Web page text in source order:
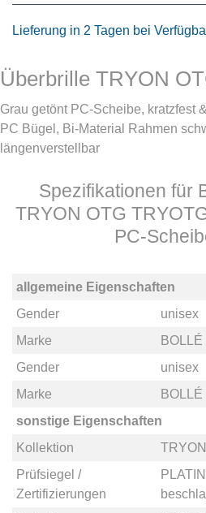
Lieferung in 2 Tagen bei
Überbrille TRYON
Grau getönt PC-Scheibe, kratzfest
PC Bügel, Bi-Material Rahmen
längenverstellbar
Spezifikationen für
TRYON OTG
PC-
allgemeine Eigenschaften
Gender
unisex
Marke
BOLLÉ
Gender
unisex
Marke
BOLLÉ
sonstige Eigenschaften
Kollektion
Prüfsiegel /
Zertifizierungen